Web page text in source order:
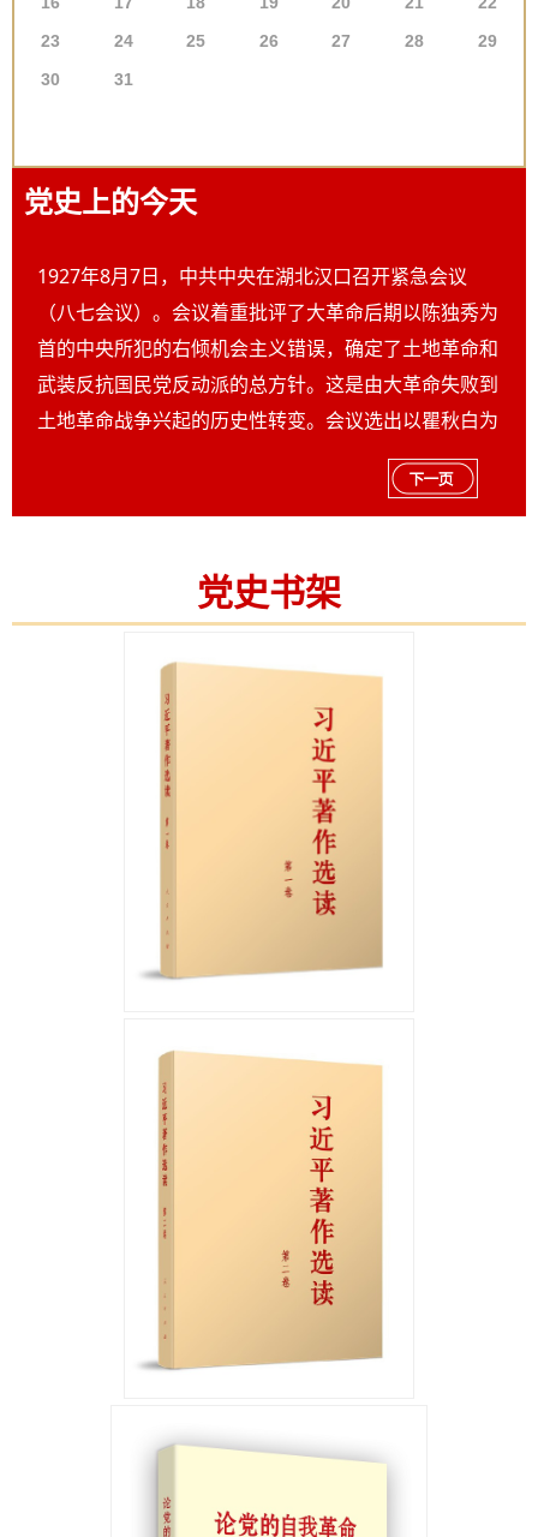
23
24 25 26 27 28
29
30
31
党史上的今天
1927年8月7日，中共中央在湖北汉口召开紧急会议
（八七会议）。会议着重批评了大革命后期以陈独秀为
首的中央所犯的右倾机会主义错误，确定了土地革命和
武装反抗国民党反动派的总方针。这是由大革命失败到
土地革命战争兴起的历史性转变。会议选出以瞿秋白为
党史书架